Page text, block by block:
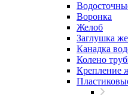
Воронка
Желоб
Заглушка
Канадка
Колено
Крепление